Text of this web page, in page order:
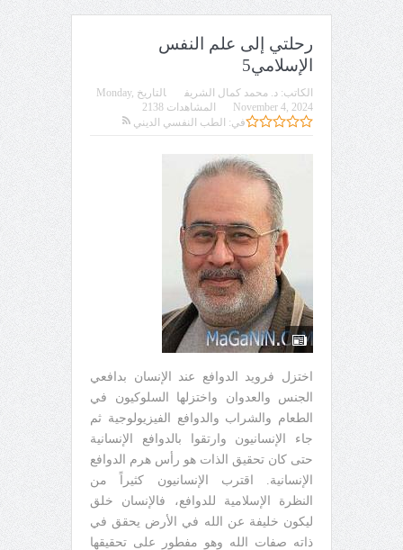
رحلتي إلى علم النفس
الإسلامي5
الكاتب: د. محمد كمال الشريف التاريخ Monday,
November 4, 2024
في: الطب النفسي الديني
المشاهدات 2138
اختزل فرويد الدوافع عند الإنسان بدافعي
الجنس والعدوان واختزلها السلوكيون في
الطعام والشراب والدوافع الفيزيولوجية ثم
جاء الإنسانيون وارتقوا بالدوافع الإنسانية
حتى كان تحقيق الذات هو رأس هرم الدوافع
الإنسانية. اقترب الإنسانيون كثيراً من
النظرة الإسلامية للدوافع، فالإنسان خلق
ليكون خليفة عن الله في الأرض يحقق في
ذاته صفات الله وهو مفطور على تحقيقها